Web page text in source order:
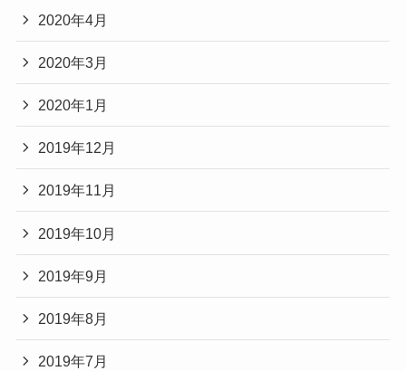
2020年4月
2020年3月
2020年1月
2019年12月
2019年11月
2019年10月
2019年9月
2019年8月
2019年7月